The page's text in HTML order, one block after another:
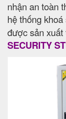
nhận an toàn
hệ thống
được sản
SECURITY